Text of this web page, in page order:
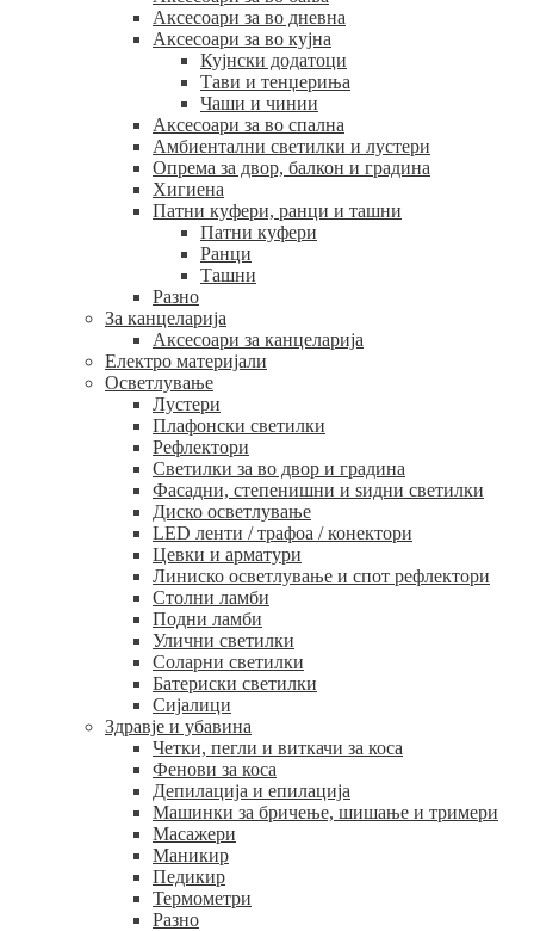
Аксесоари за во дневна
Аксесоари за во кујна
Кујнски додатоци
Тави и тенџериња
Чаши и чинии
Аксесоари за во спална
Амбиентални светилки и лустери
Опрема за двор, балкон и градина
Хигиена
Патни куфери, ранци и ташни
Патни куфери
Ранци
Ташни
Разно
За канцеларија
Аксесоари за канцеларија
Електро материјали
Осветлување
Лустери
Плафонски светилки
Рефлектори
Светилки за во двор и градина
Фасадни, степенишни и ѕидни светилки
Диско осветлување
LED ленти / трафоа / конектори
Цевки и арматури
Линиско осветлување и спот рефлектори
Столни ламби
Подни ламби
Улични светилки
Соларни светилки
Батериски светилки
Сијалици
Здравје и убавина
Четки, пегли и виткачи за коса
Фенови за коса
Депилација и епилација
Машинки за бричење, шишање и тримери
Масажери
Маникир
Педикир
Термометри
Разно